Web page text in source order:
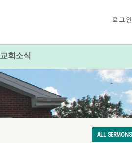
로그인
교회소식
ALL SERMONS